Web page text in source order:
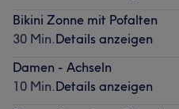
Bikini Zonne mit Pofalten
30 Min.Details anzeigen
Damen - Achseln
10 Min.Details anzeigen